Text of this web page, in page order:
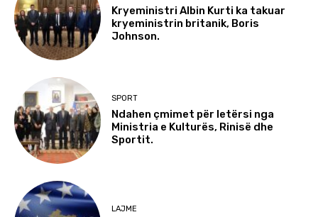
Kryeministri Albin Kurti ka takuar
kryeministrin britanik, Boris
Johnson.
SPORT
Ndahen çmimet për letërsi nga
Ministria e Kulturës, Rinisë dhe
Sportit.
LAJME